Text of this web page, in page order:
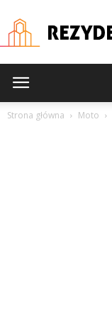
Strona główna Moto